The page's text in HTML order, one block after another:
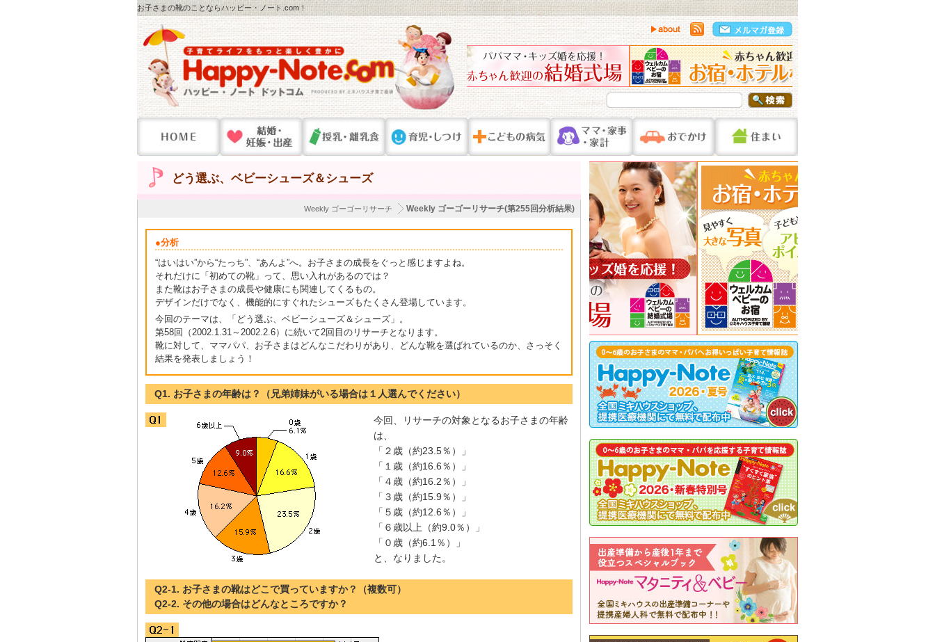
お子さまの靴のことならハッピー・ノート.com！
どう選ぶ、ベビーシューズ＆シューズ
Weekly ゴーゴーリサーチ(第255回分析結果)
Weekly ゴーゴーリサーチ
●分析
“はいはい”から“たっち”、“あんよ”へ。お子さまの成長をぐっと感じますよね。
それだけに「初めての靴」って、思い入れがあるのでは？
また靴はお子さまの成長や健康にも関連してくるもの。
デザインだけでなく、機能的にすぐれたシューズもたくさん登場しています。
今回のテーマは、「どう選ぶ、ベビーシューズ＆シューズ」。
第58回（2002.1.31～2002.2.6）に続いて2回目のリサーチとなります。
靴に対して、ママパパ、お子さまはどんなこだわりがあり、どんな靴を選ばれているのか、さっそく
結果を発表しましょう！
Q1. お子さまの年齢は？（兄弟姉妹がいる場合は１人選んでください）
今回、リサーチの対象となるお子さまの年齢
は、
「２歳（約23.5％）」
「１歳（約16.6％）」
「４歳（約16.2％）」
「３歳（約15.9％）」
「５歳（約12.6％）」
「６歳以上（約9.0％）」
「０歳（約6.1％）」
と、なりました。
Q2-1. お子さまの靴はどこで買っていますか？（複数可）
Q2-2. その他の場合はどんなところですか？